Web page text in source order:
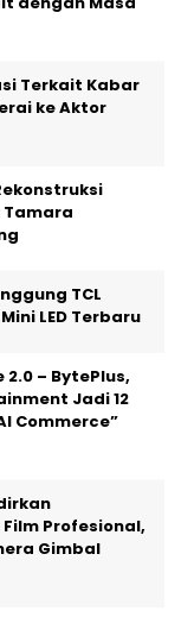
Terkait Kabar
ke Aktor
Tamara
TCL
LED Terbaru
– BytePlus,
Jadi 12
Commerce”
Profesional,
Gimbal